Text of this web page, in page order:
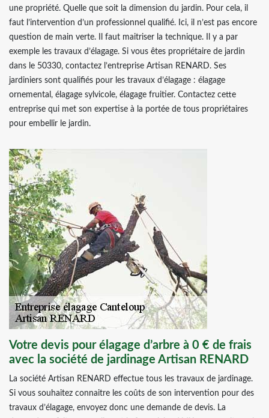
une propriété. Quelle que soit la dimension du jardin. Pour cela, il
faut l’intervention d’un professionnel qualifié. Ici, il n’est pas encore
question de main verte. Il faut maitriser la technique. Il y a par
exemple les travaux d’élagage. Si vous êtes propriétaire de jardin
dans le 50330, contactez l’entreprise Artisan RENARD. Ses
jardiniers sont qualifiés pour les travaux d’élagage : élagage
ornemental, élagage sylvicole, élagage fruitier. Contactez cette
entreprise qui met son expertise à la portée de tous propriétaires
pour embellir le jardin.
Votre devis pour élagage d’arbre à 0 € de frais
avec la société de jardinage Artisan RENARD
La société Artisan RENARD effectue tous les travaux de jardinage.
Si vous souhaitez connaitre les coûts de son intervention pour des
travaux d’élagage, envoyez donc une demande de devis. La